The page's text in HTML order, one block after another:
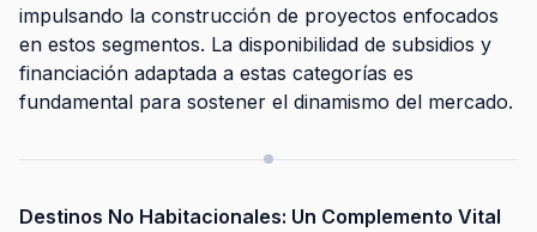
impulsando la construcción de proyectos enfocados
en estos segmentos. La disponibilidad de subsidios y
financiación adaptada a estas categorías es
fundamental para sostener el dinamismo del mercado.
Destinos No Habitacionales: Un Complemento Vital